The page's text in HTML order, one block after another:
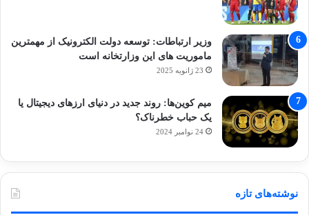
وزیر ارتباطات: توسعه دولت الکترونیک از مهمترین
ماموریت های این وزارتخانه است
23 ژانویه 2025
میم کوین‌ها: روند جدید در دنیای ارزهای دیجیتال یا
یک حباب خطرناک؟
24 نوامبر 2024
نوشته‌های تازه